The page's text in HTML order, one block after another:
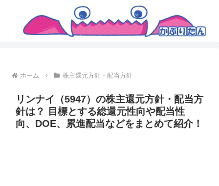
ホーム 株主還元方針・配当方針
リンナイ（5947）の株主還元方針・配当方
針は？ 目標とする総還元性向や配当性
向、DOE、累進配当などをまとめて紹介！